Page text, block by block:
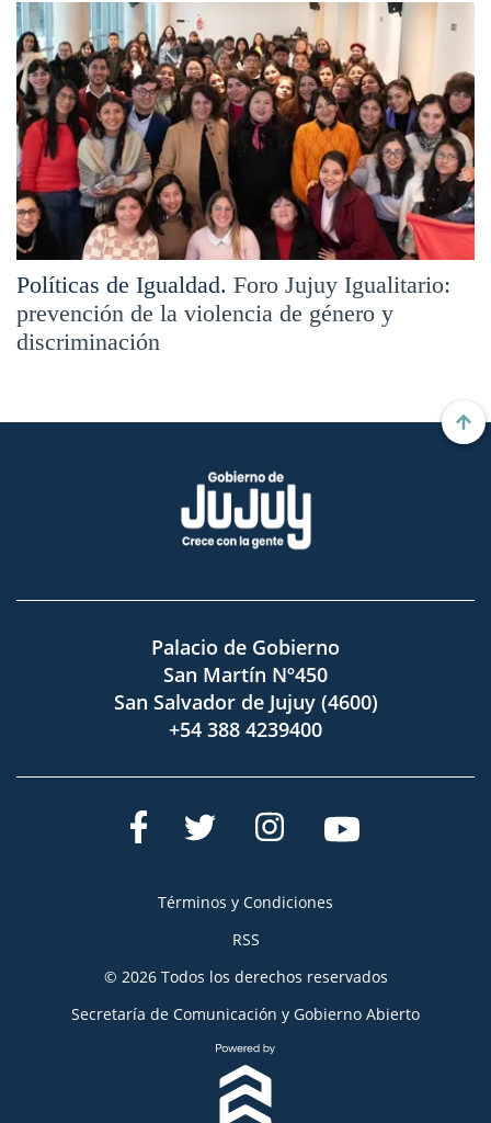
Políticas de Igualdad. Foro Jujuy Igualitario:
prevención de la violencia de género y
discriminación
Palacio de Gobierno
San Martín Nº450
San Salvador de Jujuy (4600)
+54 388 4239400
Términos y Condiciones
RSS
© 2026 Todos los derechos reservados
Secretaría de Comunicación y Gobierno Abierto